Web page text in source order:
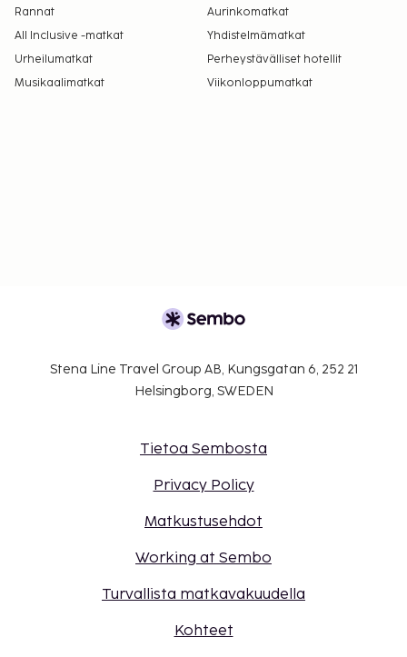
Rannat
Aurinkomatkat
All Inclusive -matkat
Yhdistelmämatkat
Urheilumatkat
Perheystävälliset hotellit
Musikaalimatkat
Viikonloppumatkat
Stena Line Travel Group AB, Kungsgatan 6, 252 21
Helsingborg, SWEDEN
Tietoa Sembosta
Privacy Policy
Matkustusehdot
Working at Sembo
Turvallista matkavakuudella
Kohteet